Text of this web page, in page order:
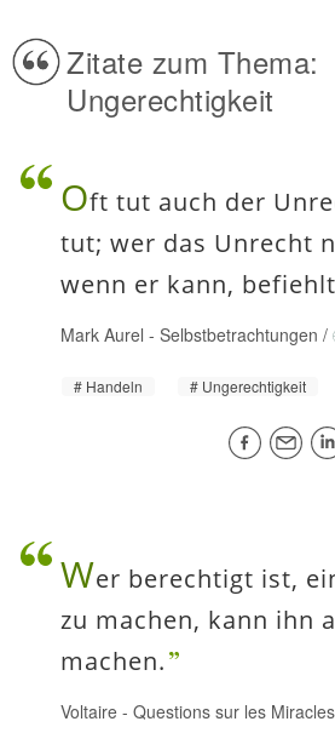
Zitate zum Thema:
Ungerechtigkeit
Oft tut auch der
tut; wer das Unrecht
wenn er kann,
Mark Aurel - Selbstbetrachtungen /
Handeln Ungerechtigkeit
Wer berechtigt ist,
zu machen, kann ihn
machen.
Voltaire - Questions sur les Miracles